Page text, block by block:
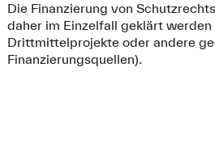
Die Finanzierung von
daher im Einzelfall geklärt werden
Drittmittelprojekte oder andere
Finanzierungsquellen).